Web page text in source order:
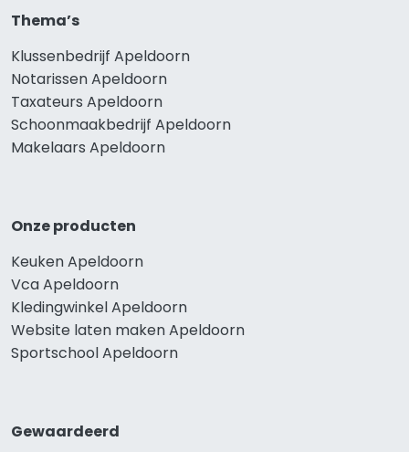
Thema’s
Klussenbedrijf Apeldoorn
Notarissen Apeldoorn
Taxateurs Apeldoorn
Schoonmaakbedrijf Apeldoorn
Makelaars Apeldoorn
Onze producten
Keuken Apeldoorn
Vca Apeldoorn
Kledingwinkel Apeldoorn
Website laten maken Apeldoorn
Sportschool Apeldoorn
Gewaardeerd